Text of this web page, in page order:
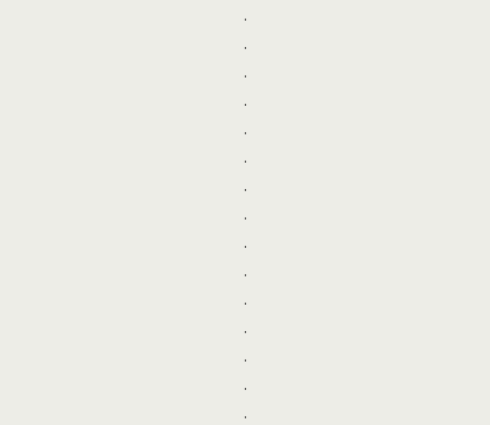
.
.
.
.
.
.
.
.
.
.
.
.
.
.
.